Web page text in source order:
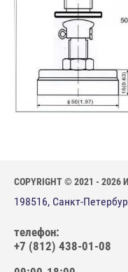
COPYRIGHT © 2021 -
198516, Санкт-
телефон:
+7 (812) 438-01-08